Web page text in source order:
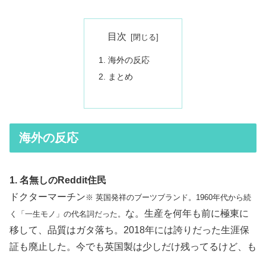
目次
海外の反応
まとめ
海外の反応
1. 名無しのReddit住民
ドクターマーチン ※ 英国発祥のブーツブランド。1960年代から続
く「一生モノ」の代名詞だった。 な。生産を何年も前に極東に
移して、品質はガタ落ち。2018年には誇りだった生涯保
証も廃止した。今でも英国製は少しだけ残ってるけど、も